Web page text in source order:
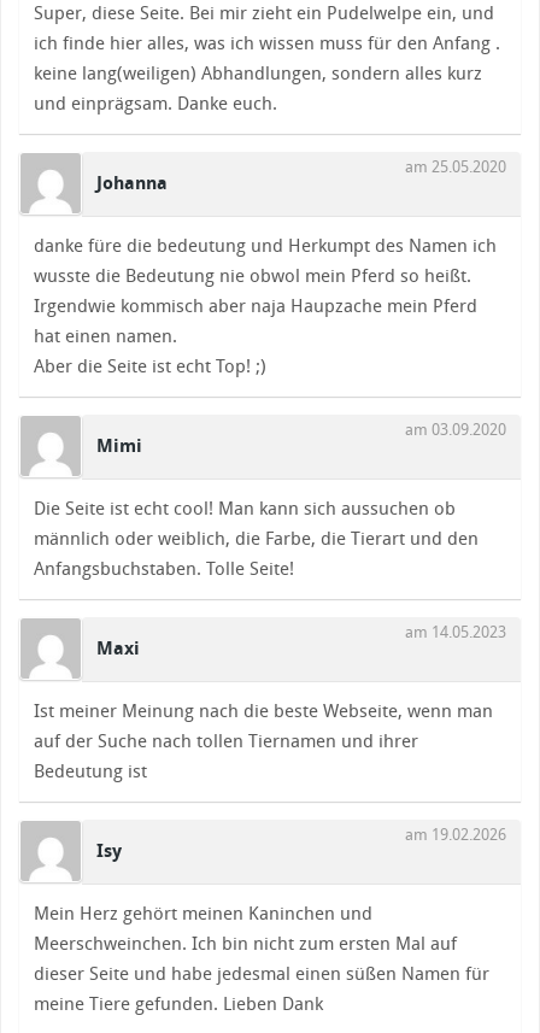
Super, diese Seite. Bei mir zieht ein Pudelwelpe ein, und
ich finde hier alles, was ich wissen muss für den Anfang .
keine lang(weiligen) Abhandlungen, sondern alles kurz
und einprägsam. Danke euch.
Johanna
am 25.05.2020
danke füre die bedeutung und Herkumpt des Namen ich
wusste die Bedeutung nie obwol mein Pferd so heißt.
Irgendwie kommisch aber naja Haupzache mein Pferd
hat einen namen.
Aber die Seite ist echt Top! ;)
Mimi
am 03.09.2020
Die Seite ist echt cool! Man kann sich aussuchen ob
männlich oder weiblich, die Farbe, die Tierart und den
Anfangsbuchstaben. Tolle Seite!
Maxi
am 14.05.2023
Ist meiner Meinung nach die beste Webseite, wenn man
auf der Suche nach tollen Tiernamen und ihrer
Bedeutung ist
Isy
am 19.02.2026
Mein Herz gehört meinen Kaninchen und
Meerschweinchen. Ich bin nicht zum ersten Mal auf
dieser Seite und habe jedesmal einen süßen Namen für
meine Tiere gefunden. Lieben Dank